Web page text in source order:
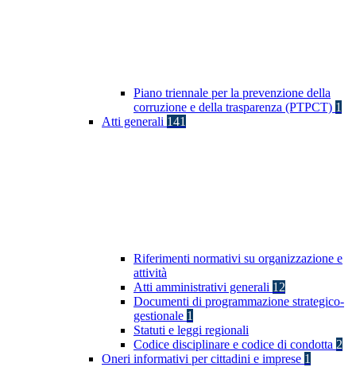
Piano triennale per la prevenzione della
corruzione e della trasparenza (PTPCT) 1
Atti generali 141
Riferimenti normativi su organizzazione e
attività
Atti amministrativi generali 12
Documenti di programmazione strategico-
gestionale 1
Statuti e leggi regionali
Codice disciplinare e codice di condotta 2
Oneri informativi per cittadini e imprese 1